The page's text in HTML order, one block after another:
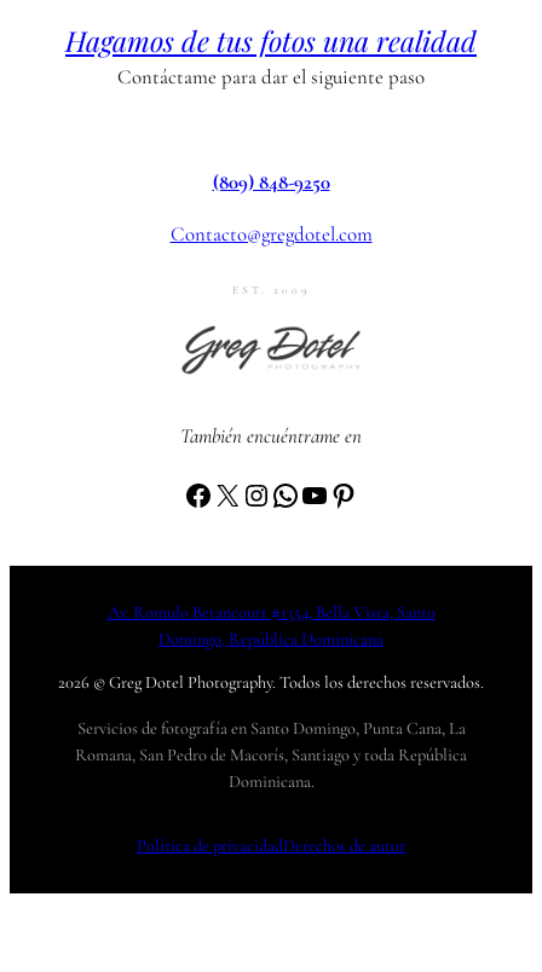
Hagamos de tus fotos una realidad
Contáctame para dar el siguiente paso
(809) 848-9250
Contacto@gregdotel.com
EST. 2009
También encuéntrame en
Facebook X Instagram WhatsApp YouTube Pinterest
Av. Romulo Betancourt #1354, Bella Vista, Santo
Domingo, República Dominicana
2026 © Greg Dotel Photography. Todos los derechos reservados.
Servicios de fotografía en Santo Domingo, Punta Cana, La
Romana, San Pedro de Macorís, Santiago y toda República
Dominicana.
Política de privacidadDerechos de autor